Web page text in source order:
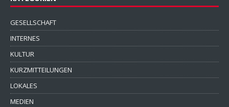
GESELLSCHAFT
INTERNES
KULTUR
KURZMITTEILUNGEN
LOKALES
MEDIEN